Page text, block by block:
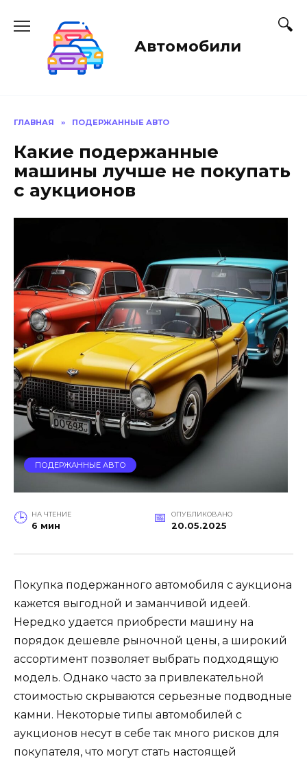
содержанию
Автомобили
ГЛАВНАЯ » ПОДЕРЖАННЫЕ АВТО
Какие подержанные
машины лучше не покупать
с аукционов
ПОДЕРЖАННЫЕ АВТО
НА ЧТЕНИЕ
6 мин
ОПУБЛИКОВАНО
20.05.2025
Покупка подержанного автомобиля с аукциона
кажется выгодной и заманчивой идеей.
Нередко удается приобрести машину на
порядок дешевле рыночной цены, а широкий
ассортимент позволяет выбрать подходящую
модель. Однако часто за привлекательной
стоимостью скрываются серьезные подводные
камни. Некоторые типы автомобилей с
аукционов несут в себе так много рисков для
покупателя, что могут стать настоящей